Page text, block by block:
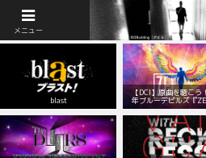
BOBuilding（ボビる）：マ
blast
【DCI】原曲を聴こ
年ブルーデビルズ『
ートリー！
メニュー